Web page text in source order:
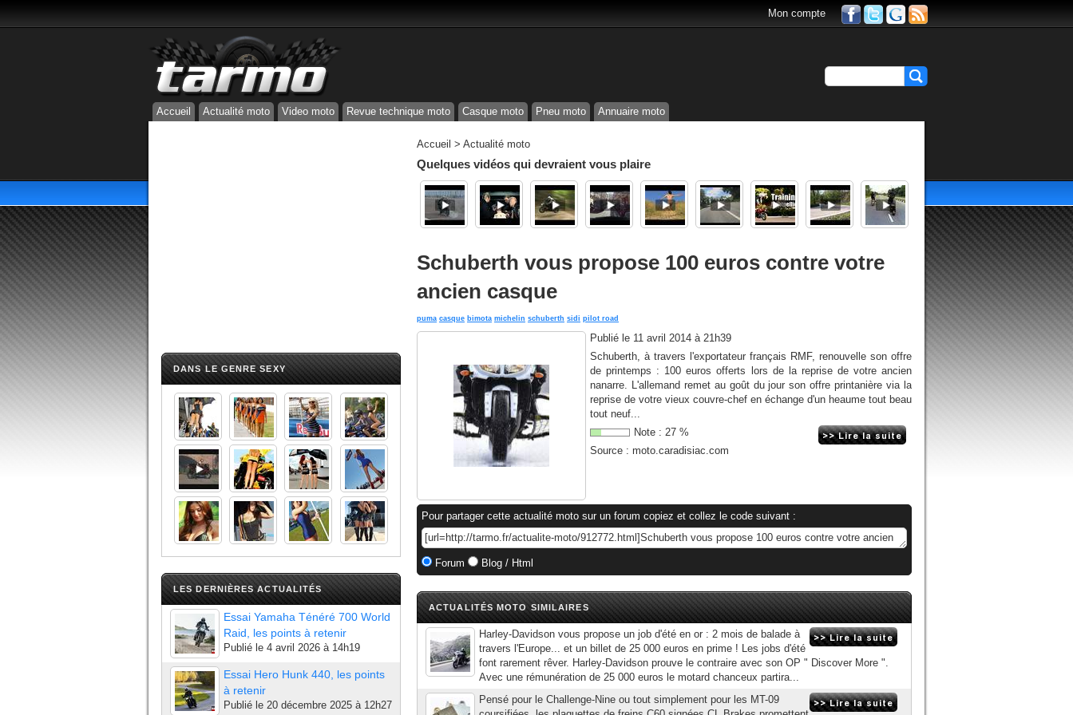
Mon compte
Accueil Actualité moto Video moto Revue technique moto Casque moto Pneu moto Annuaire moto
DANS LE GENRE SEXY
LES DERNIÈRES ACTUALITÉS
Essai Yamaha Ténéré 700 World
Raid, les points à retenir
Publié le 4 avril 2026 à 14h19
Essai Hero Hunk 440, les points
à retenir
Publié le 20 décembre 2025 à 12h27
Accueil > Actualité moto
Quelques vidéos qui devraient vous plaire
Schuberth vous propose 100 euros contre votre
ancien casque
puma casque bimota michelin schuberth sidi pilot road
Publié le 11 avril 2014 à 21h39
Schuberth, à travers l'exportateur français RMF, renouvelle son offre
de printemps : 100 euros offerts lors de la reprise de votre ancien
nanarre. L'allemand remet au goût du jour son offre printanière via la
reprise de votre vieux couvre-chef en échange d'un heaume tout beau
tout neuf...
Note : 27 %
Source : moto.caradisiac.com
Pour partager cette actualité moto sur un forum copiez et collez le code suivant :
Forum Blog / Html
ACTUALITÉS MOTO SIMILAIRES
Harley-Davidson vous propose un job d'été en or : 2 mois de balade à
travers l'Europe... et un billet de 25 000 euros en prime ! Les jobs d'été
font rarement rêver. Harley-Davidson prouve le contraire avec son OP " Discover More ".
Avec une rémunération de 25 000 euros le motard chanceux partira...
Pensé pour le Challenge-Nine ou tout simplement pour les MT-09